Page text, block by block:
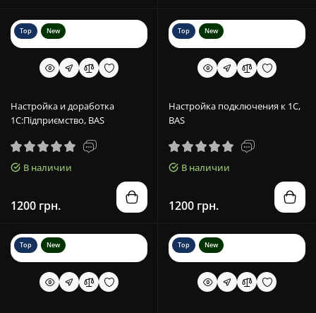
Top New
Настройка и доработка
1С:Підприємство, BAS
В наличии
1200 грн.
Top New
Настройка подключения к 1С,
BAS
В наличии
1200 грн.
Top New Top New